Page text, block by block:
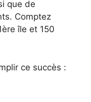
que de
Comptez
île et 150
ce succès :